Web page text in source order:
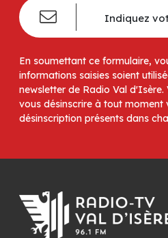
En soumettant ce formulaire,
informations saisies soient
newsletter de Radio Val
vous désinscrire à tout moment
désinscription présents dans